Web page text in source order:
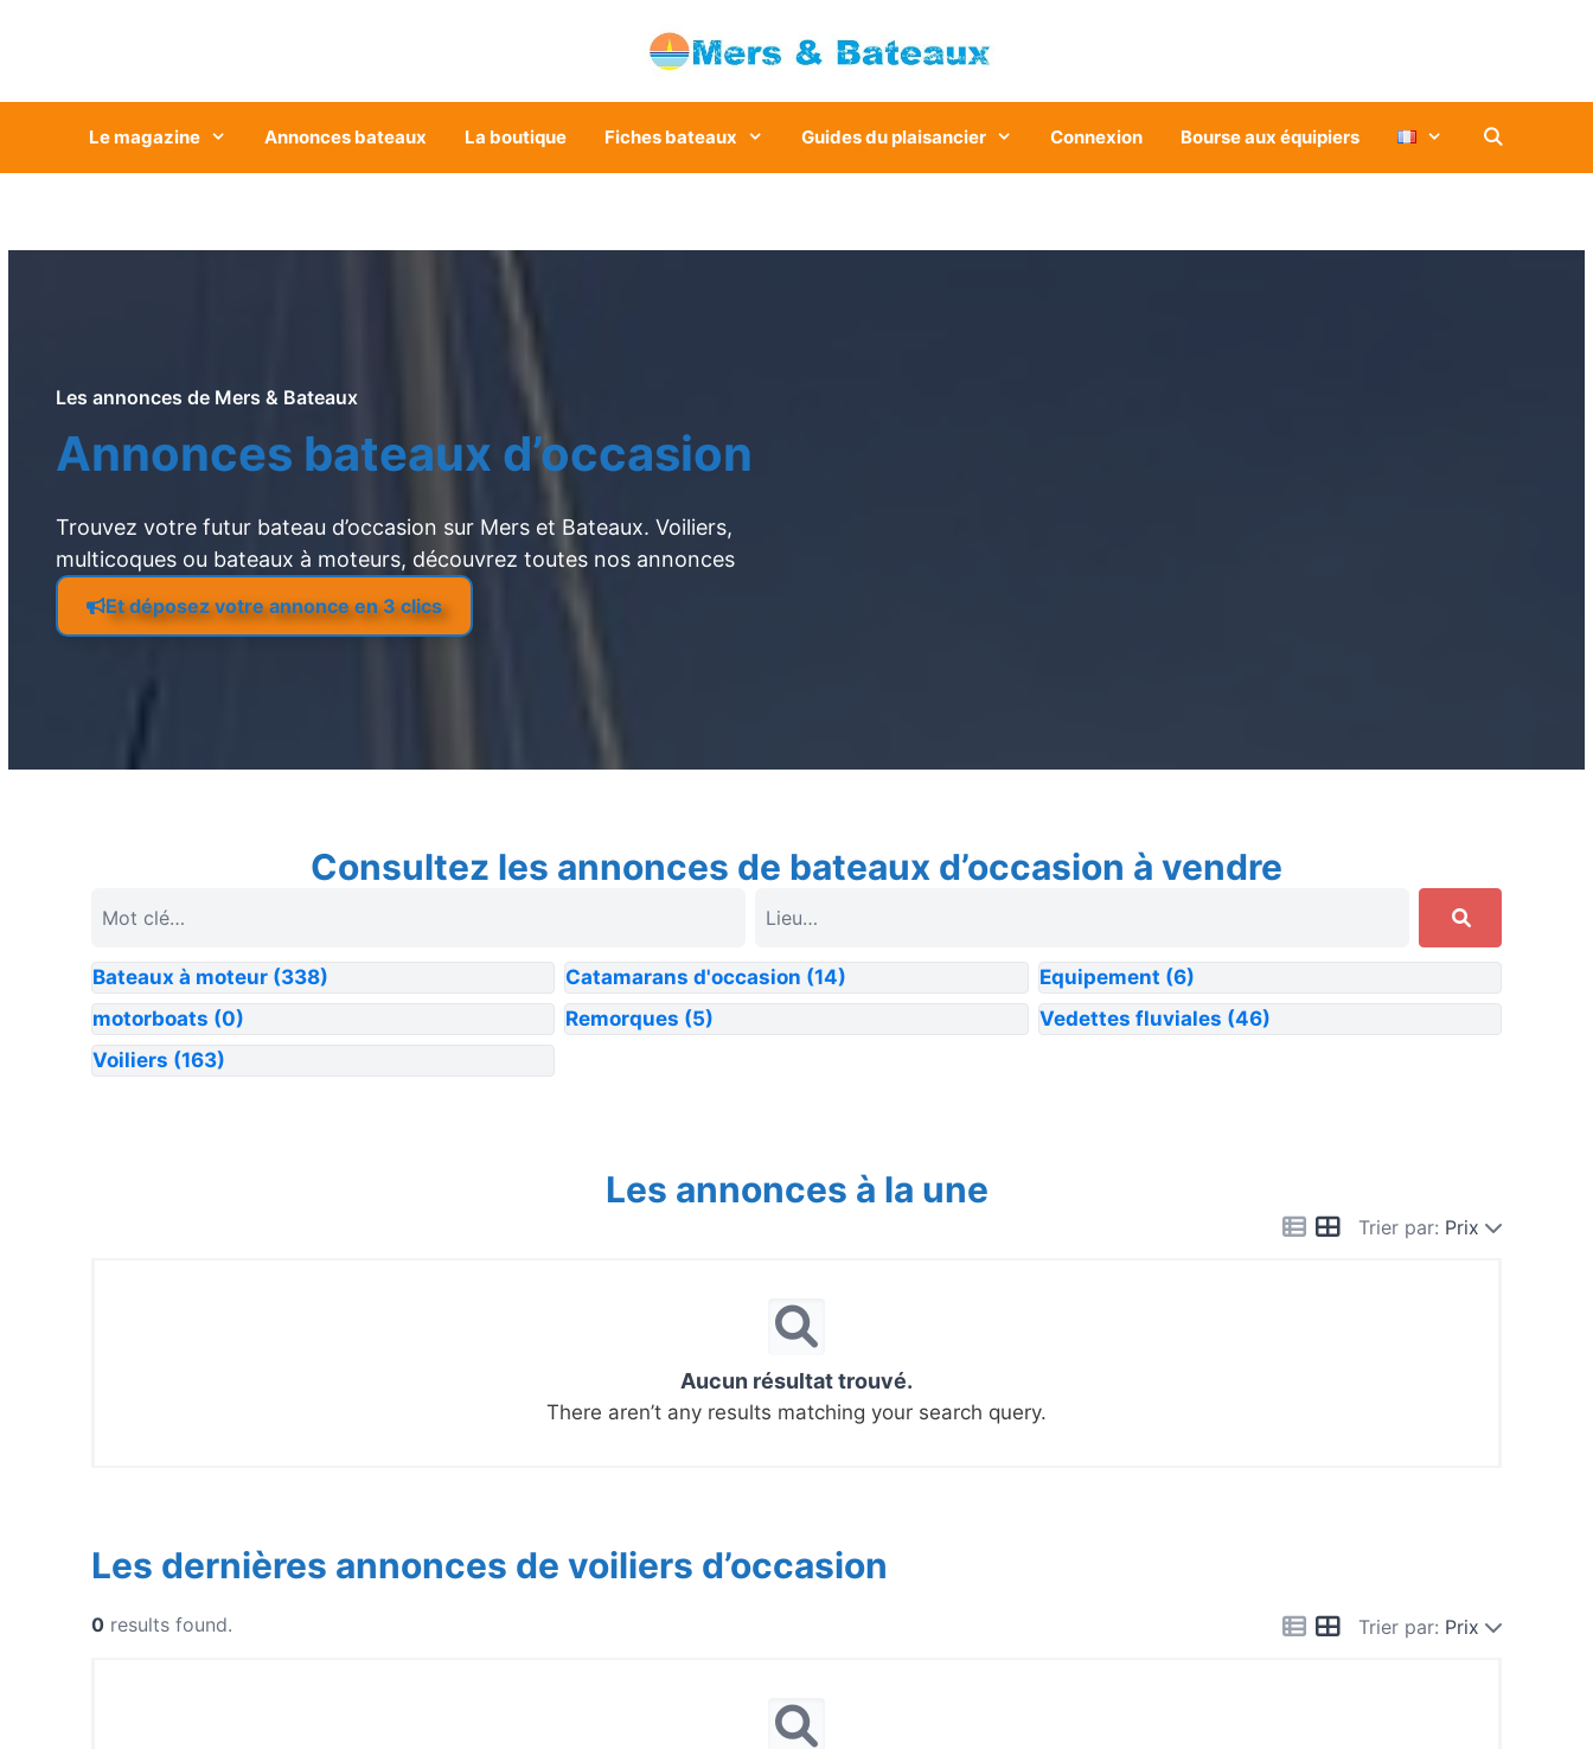
Le magazine Annonces bateaux La boutique Fiches bateaux Guides du plaisancier Connexion Bourse aux équipiers
Les annonces de Mers & Bateaux
Annonces bateaux d’occasion
Trouvez votre futur bateau d’occasion sur Mers et Bateaux. Voiliers,
multicoques ou bateaux à moteurs, découvrez toutes nos annonces
Et déposez votre annonce en 3 clics
Consultez les annonces de bateaux d’occasion à vendre
Bateaux à moteur (338) Catamarans d'occasion (14) Equipement (6)
motorboats (0) Remorques (5) Vedettes fluviales (46)
Voiliers (163)
Les annonces à la une
Trier par: Prix
Aucun résultat trouvé.
There aren’t any results matching your search query.
Les dernières annonces de voiliers d’occasion
Trier par: Prix
0 results found.